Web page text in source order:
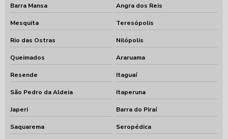
Barra Mansa Angra dos Reis
Mesquita Teresópolis
Rio das Ostras Nilópolis
Queimados Araruama
Resende Itaguaí
São Pedro da Aldeia Itaperuna
Japeri Barra do Piraí
Saquarema Seropédica